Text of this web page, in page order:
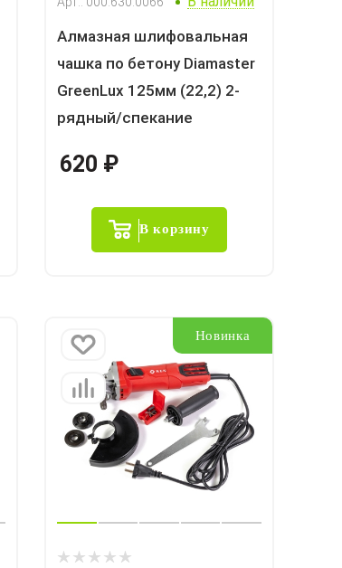
Алмазная шлифовальная
чашка по бетону Diamaster
GreenLux 125мм (22,2) 2-
рядный/спекание
620 ₽
В корзину
Новинка